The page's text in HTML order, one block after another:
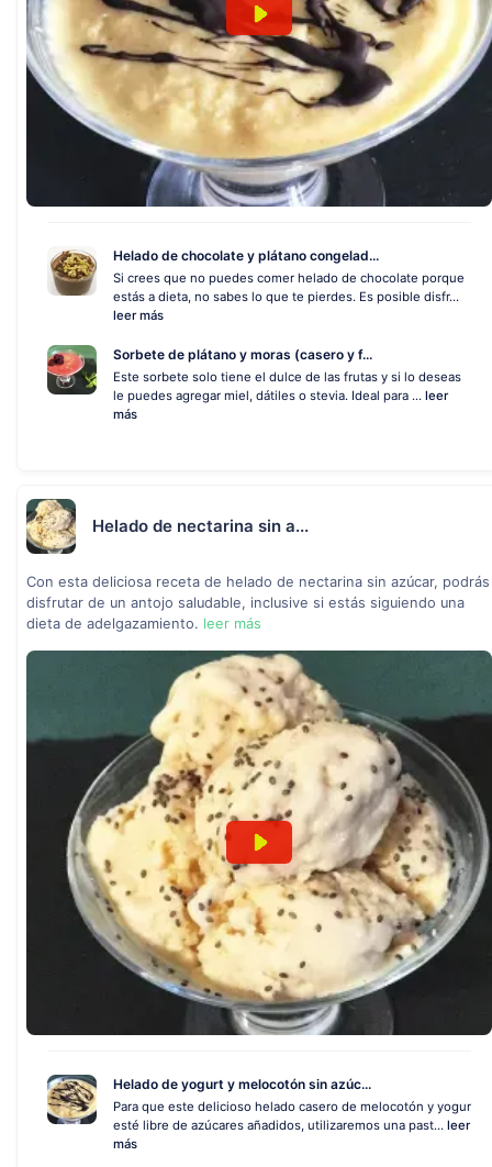
Helado de chocolate y plátano congelad...
Si crees que no puedes comer helado de chocolate porque
estás a dieta, no sabes lo que te pierdes. Es posible disfr...
leer más
Sorbete de plátano y moras (casero y f...
Este sorbete solo tiene el dulce de las frutas y si lo deseas
le puedes agregar miel, dátiles o stevia. Ideal para ... leer
más
Helado de nectarina sin a...
Con esta deliciosa receta de helado de nectarina sin azúcar, podrás
disfrutar de un antojo saludable, inclusive si estás siguiendo una
dieta de adelgazamiento. leer más
Helado de yogurt y melocotón sin azúc...
Para que este delicioso helado casero de melocotón y yogur
esté libre de azúcares añadidos, utilizaremos una past... leer
más